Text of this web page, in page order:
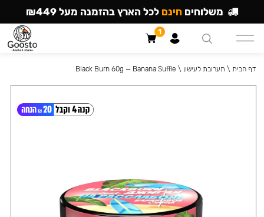
דף הבית \ תערובת לעישון \
Black Burn 60g — Banana Suffle
משלוחים חינם לכל הארץ בהזמנה מעל ₪449
1